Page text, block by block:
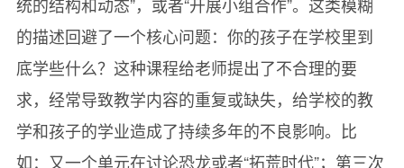
的描述回避了一个核心问题：你的孩子在学校里到
底学些什么？这种课程给老师提出了不合理的要
求，经常导致教学内容的重复或缺失，给学校的教
学和孩子的学业造成了持续多年的不良影响。比
如：又一个单元在讨论恐龙或者“拓荒时代”；第三次